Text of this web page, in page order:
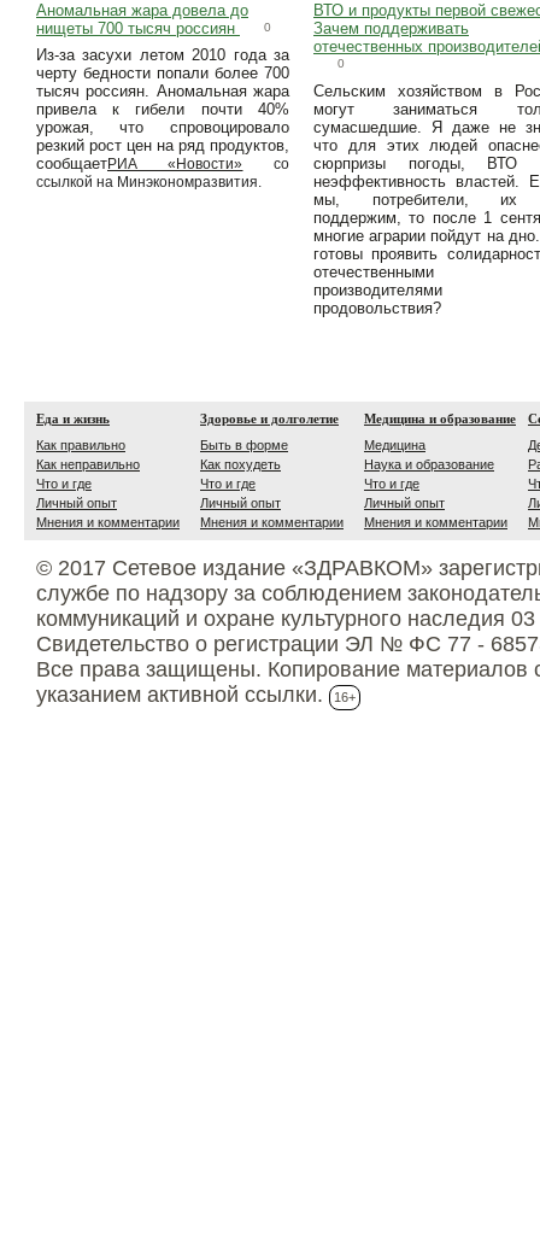
Аномальная жара довела до
нищеты 700 тысяч россиян
0
Из-за засухи летом 2010 года за
черту бедности попали более 700
тысяч россиян. Аномальная жара
привела к гибели почти 40%
урожая, что спровоцировало
резкий рост цен на ряд продуктов,
сообщаетРИА «Новости»
со
ссылкой на Минэкономразвития.
ВТО и продукты первой
Зачем поддерживать
отечественных
0
Сельским хозяйством в
могут заниматься
сумасшедшие. Я даже не
что для этих людей
сюрпризы погоды, ВТО
неэффективность властей.
мы, потребители, их
поддержим, то после 1
многие аграрии пойдут на
готовы проявить
отечественными
производителями
продовольствия?
Еда и жизнь
Как правильно
Как неправильно
Что и где
Личный опыт
Мнения и комментарии
Здоровье и долголетие
Быть в форме
Как похудеть
Что и где
Личный опыт
Мнения и комментарии
Медицина и образование
Медицина
Наука и образование
Что и где
Личный опыт
Мнения и комментарии
© 2017 Сетевое издание «ЗДРАВКОМ»
службе по надзору за соблюдением
коммуникаций и охране культурного наследия
Свидетельство о регистрации ЭЛ № ФС 77 -
Все права защищены. Копирование материалов
указанием активной ссылки.
16+